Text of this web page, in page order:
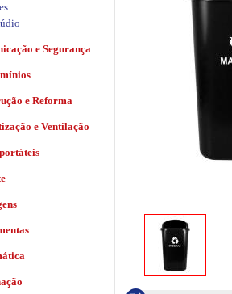
e Segurança
e Reforma
e Ventilação